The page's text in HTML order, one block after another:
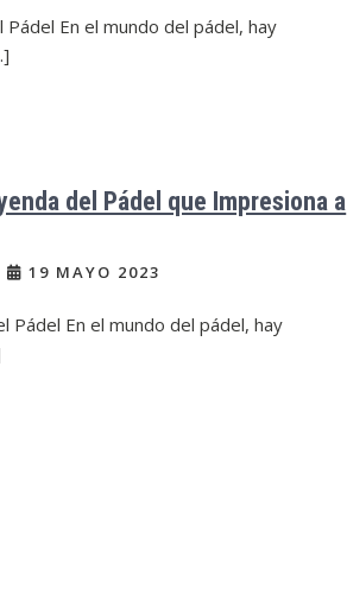
En el mundo del pádel, hay
del Pádel que Impresiona a
19 MAYO 2023
Pádel En el mundo del pádel, hay